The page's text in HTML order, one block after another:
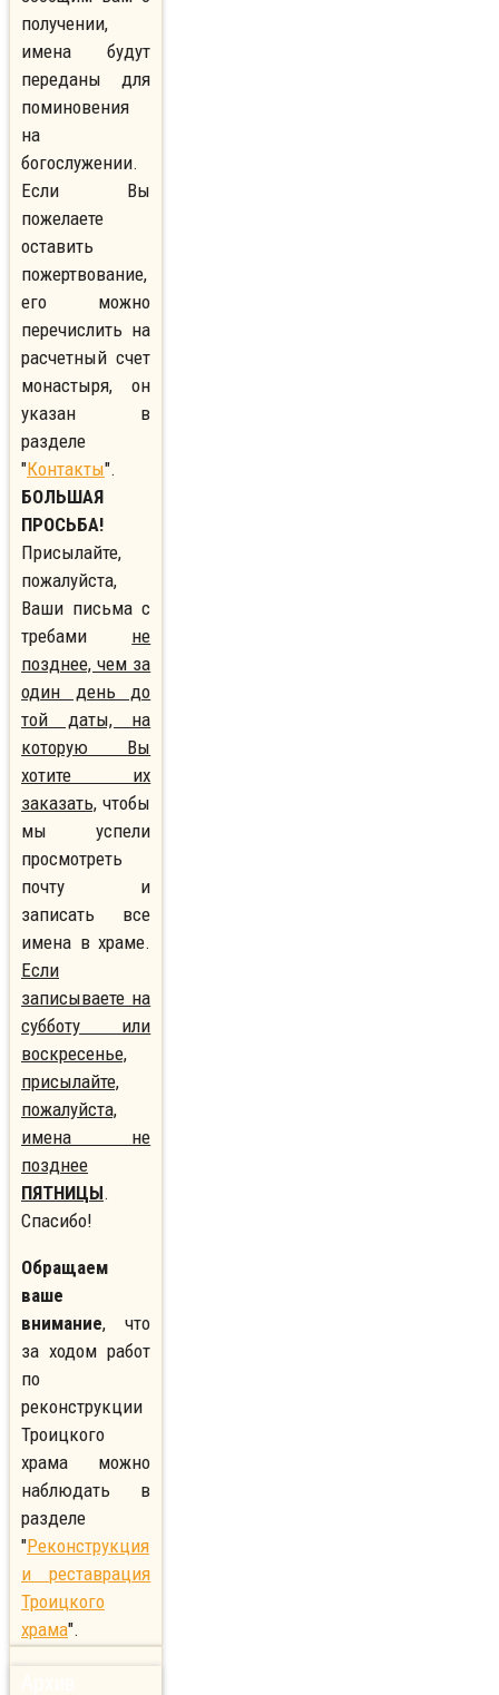
получении,
имена будут
переданы для
поминовения
на
богослужении.
Если Вы
пожелаете
оставить
пожертвование,
его можно
перечислить на
расчетный счет
монастыря, он
указан в
разделе
"Контакты".
БОЛЬШАЯ
ПРОСЬБА!
Присылайте,
пожалуйста,
Ваши письма с
требами не
позднее, чем за
один день до
той даты, на
которую Вы
хотите их
заказать, чтобы
мы успели
просмотреть
почту и
записать все
имена в храме.
Если
записываете на
субботу или
воскресенье,
присылайте,
пожалуйста,
имена не
позднее
ПЯТНИЦЫ.
Спасибо!
Обращаем
ваше
внимание, что
за ходом работ
по
реконструкции
Троицкого
храма можно
наблюдать в
разделе
"Реконструкция
и реставрация
Троицкого
храма".